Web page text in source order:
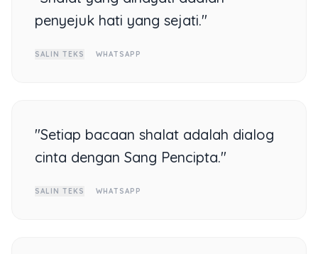
penyejuk hati yang sejati."
SALIN TEKS WHATSAPP
"Setiap bacaan shalat adalah dialog
cinta dengan Sang Pencipta."
SALIN TEKS WHATSAPP